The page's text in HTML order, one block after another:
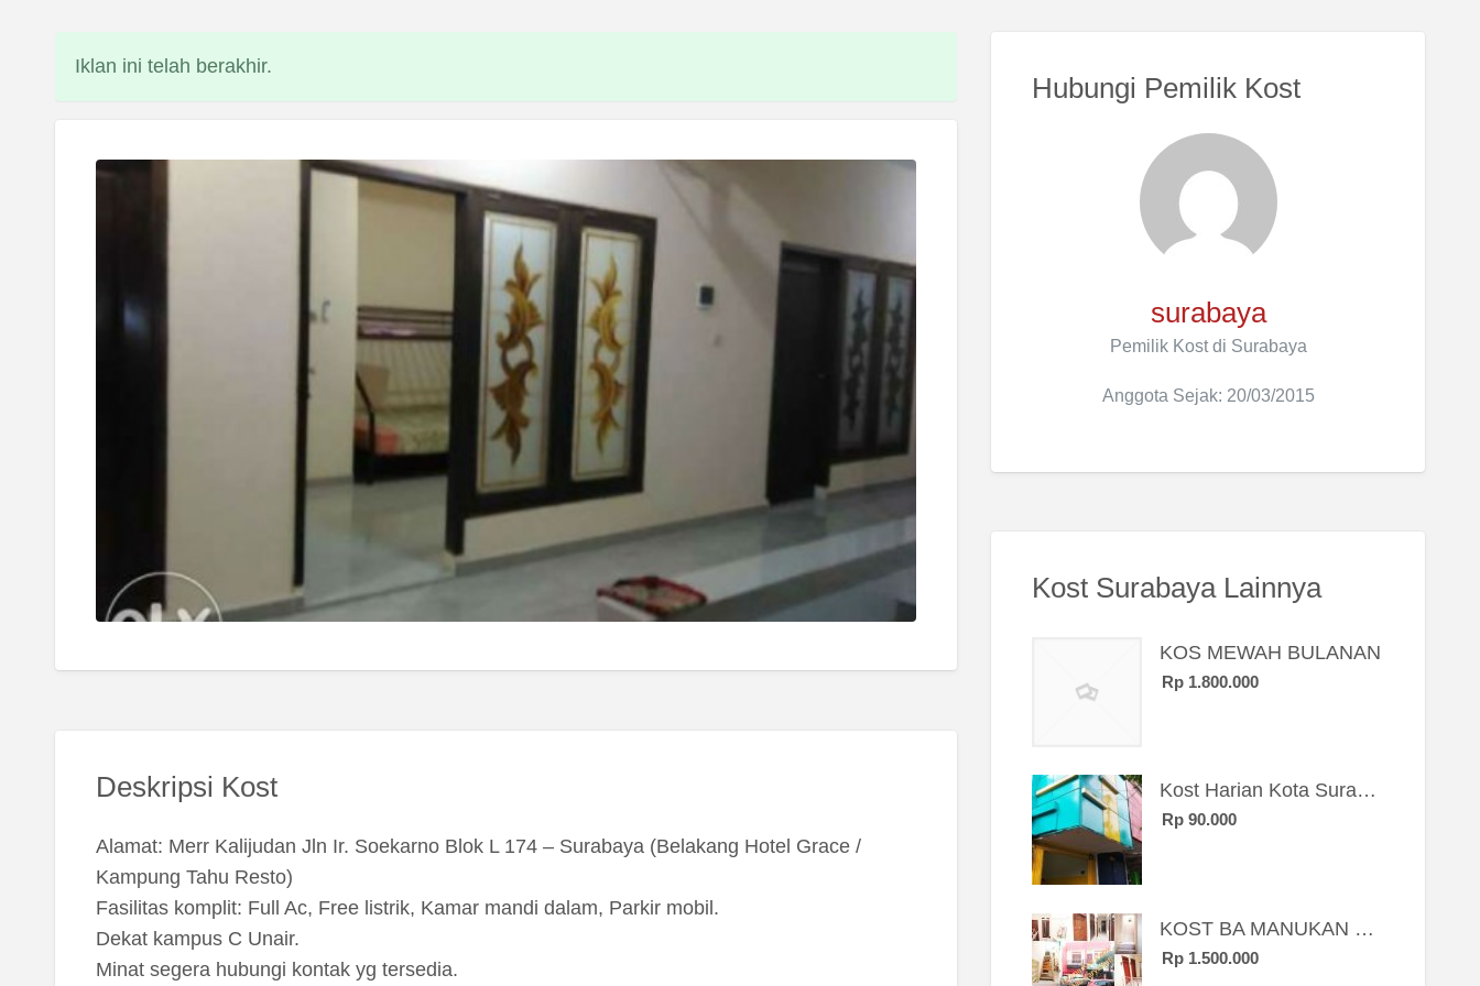
Iklan ini telah berakhir.
Deskripsi Kost
Alamat: Merr Kalijudan Jln Ir. Soekarno Blok L 174 – Surabaya (Belakang Hotel Grace /
Kampung Tahu Resto)
Fasilitas komplit: Full Ac, Free listrik, Kamar mandi dalam, Parkir mobil.
Dekat kampus C Unair.
Minat segera hubungi kontak yg tersedia.
Hubungi Pemilik Kost
surabaya
Pemilik Kost di Surabaya
Anggota Sejak: 20/03/2015
Kost Surabaya Lainnya
KOS MEWAH BULANAN
Rp 1.800.000
Kost Harian Kota Surabaya “Sierra Kost”
Rp 90.000
KOST BA MANUKAN SBY BRT
Rp 1.500.000